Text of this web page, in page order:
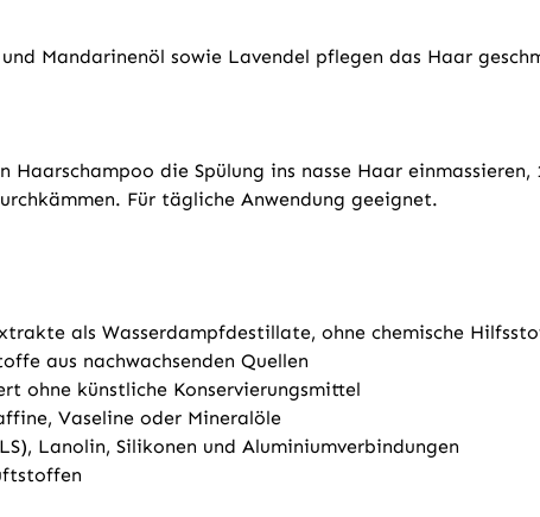
Mandarinenöl sowie Lavendel pflegen das Haar
Haarschampoo die Spülung ins nasse Haar
Für tägliche Anwendung geeignet.
als Wasserdampfdestillate, ohne chemische
aus nachwachsenden Quellen
ohne künstliche Konservierungsmittel
Vaseline oder Mineralöle
Lanolin, Silikonen und Aluminiumverbindungen